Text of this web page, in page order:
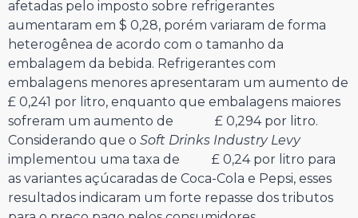
afetadas pelo imposto sobre refrigerantes
aumentaram em $ 0,28, porém variaram de forma
heterogênea de acordo com o tamanho da
embalagem da bebida. Refrigerantes com
embalagens menores apresentaram um aumento de
£ 0,241 por litro, enquanto que embalagens maiores
sofreram um aumento de £ 0,294 por litro.
Considerando que o Soft Drinks Industry Levy
implementou uma taxa de £ 0,24 por litro para
as variantes açúcaradas de Coca-Cola e Pepsi, esses
resultados indicaram um forte repasse dos tributos